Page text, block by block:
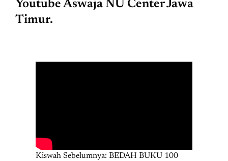
Youtube Aswaja NU Center Jawa
Timur.
Kiswah Sebelumnya: BEDAH BUKU 100